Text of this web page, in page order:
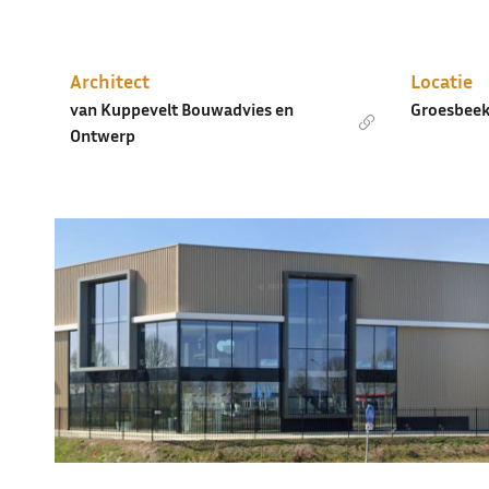
Architect
van Kuppevelt Bouwadvies en
Ontwerp
Locatie